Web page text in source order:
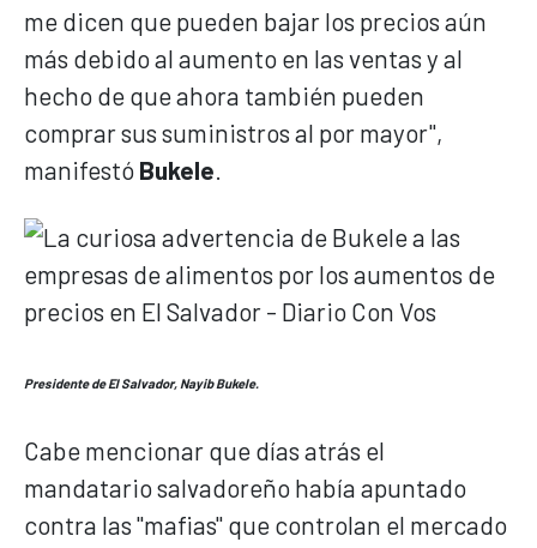
me dicen que pueden bajar los precios aún
más debido al aumento en las ventas y al
hecho de que ahora también pueden
comprar sus suministros al por mayor",
manifestó Bukele
Presidente de El Salvador, Nayib Bukele.
Cabe mencionar que días atrás el
mandatario salvadoreño había apuntado
contra las "mafias" que controlan el mercado